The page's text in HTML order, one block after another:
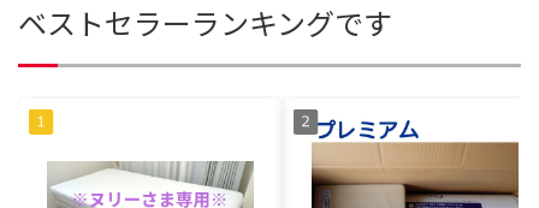
ベストセラーランキングです